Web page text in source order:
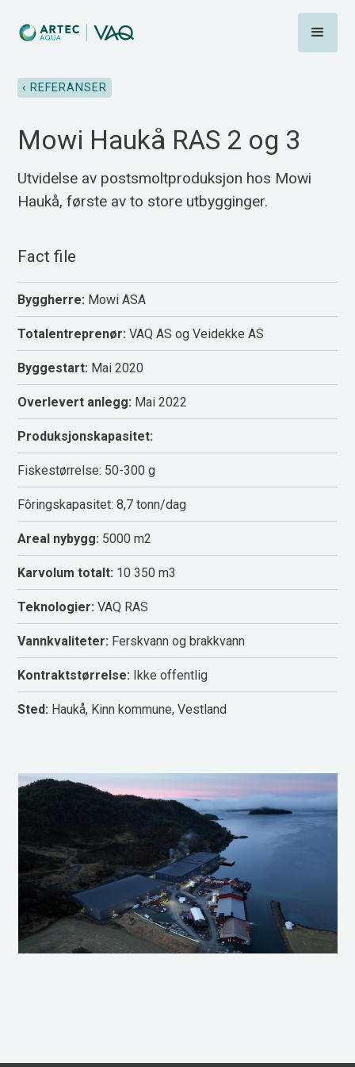
‹ REFERANSER
Mowi Haukå RAS 2 og 3
Utvidelse av postsmoltproduksjon hos Mowi
Haukå, første av to store utbygginger.
Fact file
Byggherre: Mowi ASA
Totalentreprenør: VAQ AS og Veidekke AS
Byggestart: Mai 2020
Overlevert anlegg: Mai 2022
Produksjonskapasitet:
Fiskestørrelse: 50-300 g
Fôringskapasitet: 8,7 tonn/dag
Areal nybygg: 5000 m2
Karvolum totalt: 10 350 m3
Teknologier: VAQ RAS
Vannkvaliteter: Ferskvann og brakkvann
Kontraktstørrelse: Ikke offentlig
Sted: Haukå, Kinn kommune, Vestland